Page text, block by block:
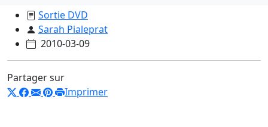
Sortie DVD
Sarah Pialeprat
2010-03-09
Partager sur
Imprimer